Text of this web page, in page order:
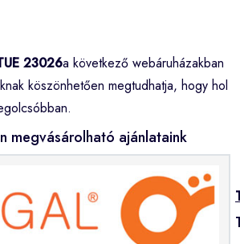
23026a következő webáruházakban
köszönhetően megtudhatja, hogy hol
megvásárolható ajánlataink